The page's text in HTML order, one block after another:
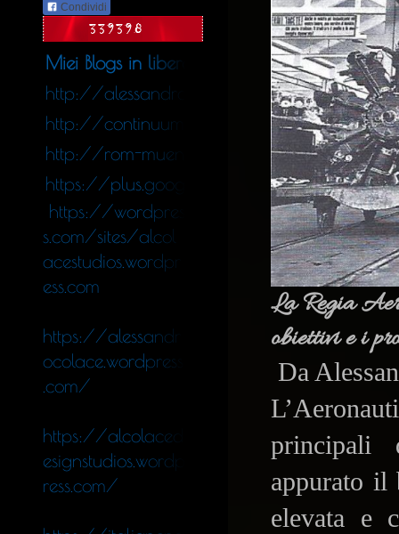
La Regia
obiettivi e i
Da
principali
appurato il
elevata e
Condividi
Miei Blogs in libera uscita nel web
http://alessandro_colace.blog.tiscali.it
http://continuumfluens.blogspot.de/
http://rom-muenchen.blogspot.de/
https://plus.google.com/
https://wordpres
s.com/sites/alcol
acestudios.wordpr
ess.com
https://alessandr
ocolace.wordpress
.com/
https://alcolaced
esignstudios.wordp
ress.com/